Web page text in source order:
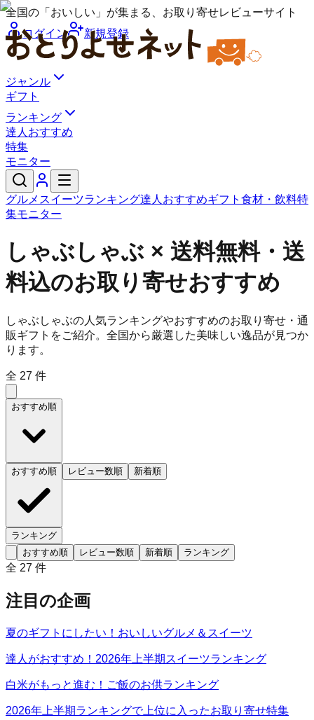
全国の「おいしい」が集まる、お取り寄せレビューサイト
ログイン
新規登録
ジャンル
ギフト
ランキング
達人おすすめ
特集
モニター
グルメ スイーツランキング達人おすすめギフト 食材・飲料特
集モニター
しゃぶしゃぶ × 送料無料・送
料込のお取り寄せおすすめ
しゃぶしゃぶの人気ランキングやおすすめのお取り寄せ・通
販ギフトをご紹介。全国から厳選した美味しい逸品が見つか
ります。
全 27 件
おすすめ順
おすすめ順 レビュー数順 新着順
ランキング
おすすめ順
レビュー数順 新着順 ランキング
全 27 件
注目の企画
夏のギフトにしたい！おいしいグルメ＆スイーツ
達人がおすすめ！2026年上半期スイーツランキング
白米がもっと進む！ご飯のお供ランキング
2026年上半期ランキングで上位に入ったお取り寄せ特集